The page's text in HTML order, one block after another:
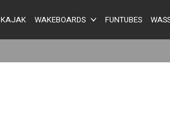
KAJAK WAKEBOARDS FUNTUBES